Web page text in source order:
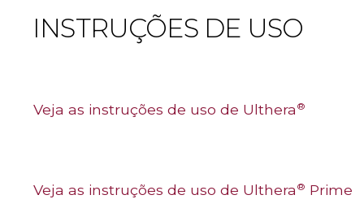
INSTRUÇÕES DE USO
Veja as instruções de uso de Ulthera ®
Veja as instruções de uso de Ulthera ® Prime